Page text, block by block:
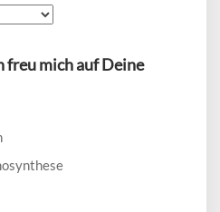
freu mich auf Deine